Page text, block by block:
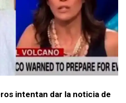
intentan dar la noticia de